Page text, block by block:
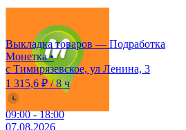
Выкладка товаров — Подработка
Монетка•
с Тимирязевское, ул Ленина, 3
1 315,6 ₽/8 ч
09:00-18:00
07.08.2026